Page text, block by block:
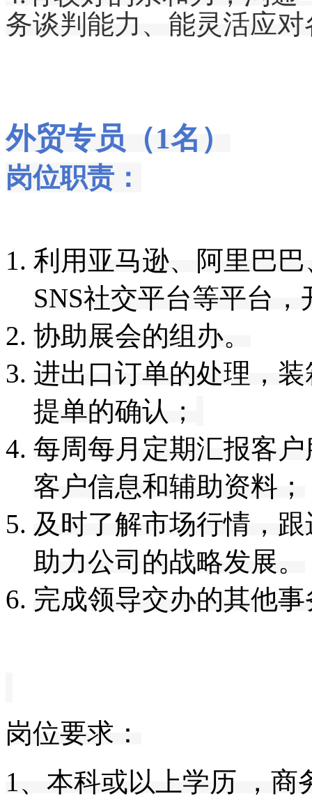
务谈判能力 、 能灵活应
外贸专员（1名）
岗位职责：
利用 亚马逊、 阿里巴巴
SNS社交平台等平台，
协助展会的组办。
进出口订单的处理，
提单的确认；
每周每月定期汇报客
客户信息和辅助资料；
及时了解市场行情，
助力公司的战略发展。
完成领导交办的其他事
岗位要求：
1、本科或以上学历 ，